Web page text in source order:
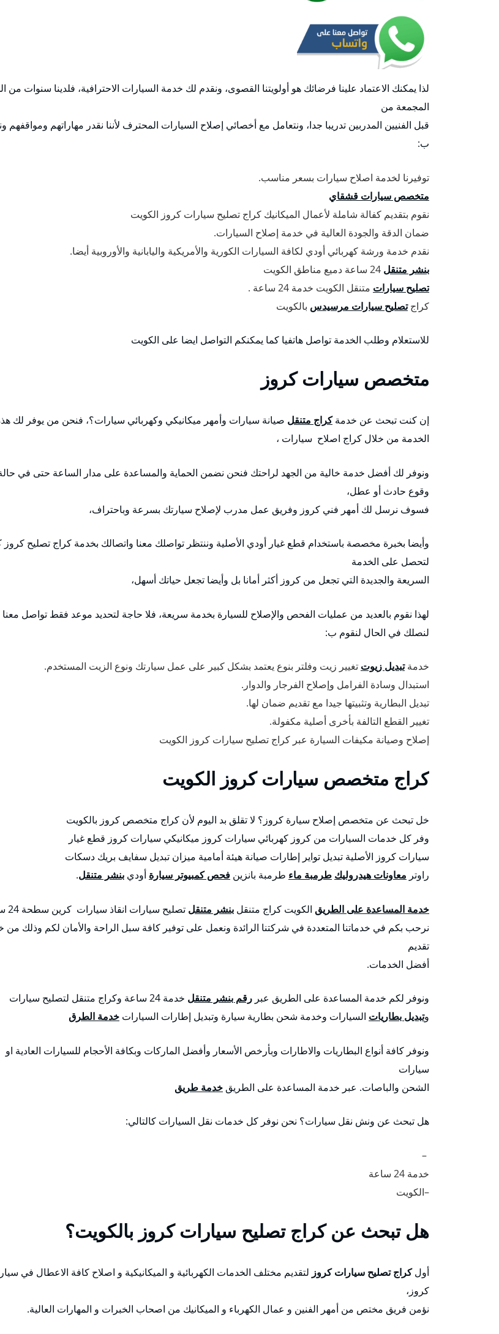
لذا يمكنك الاعتماد علينا فرضائك هو أولويتنا القصوى، ونقدم لك خدمة السيارات الاحترافية، فلدينا سنوات من
المجمعة من
قبل الفنيين المدربين تدريبا جدا، ونتعامل مع أخصائي إصلاح السيارات المحترف لأننا نقدر مهاراتهم ومواقفهم
ب:
توفيرنا لخدمة اصلاح سيارات بسعر مناسب.
متخصص سيارات قشقاي
نقوم بتقديم كفالة شاملة لأعمال الميكانيك كراج تصليح سيارات كروز الكويت
ضمان الدقة والجودة العالية في خدمة إصلاح السيارات.
نقدم خدمة ورشة كهربائي أودي لكافة السيارات الكورية والأمريكية واليابانية والأوروبية أيضا.
بنشر متنقل
تصليح سيارات متنقل الكويت خدمة 24 ساعة .
كراجتصليح سيارات مرسيدس بالكويت
للاستعلام وطلب الخدمة تواصل هاتفيا كما يمكنكم التواصل ايضا على الكويت
متخصص سيارات كروز
إن كنت تبحث عن خدمةكراج متنقل صيانة سيارات وأمهر ميكانيكي وكهربائي سيارات؟، فنحن من يوفر لك
الخدمة من خلال كراج اصلاح سيارات ،
ونوفر لك أفضل خدمة خالية من الجهد لراحتك فنحن نضمن الحماية والمساعدة على مدار الساعة حتى في
وقوع حادث أو عطل،
فسوف نرسل لك أمهر فني كروز وفريق عمل مدرب لإصلاح سيارتك بسرعة وباحتراف،
وأيضا بخبرة مخصصة باستخدام قطع غيار أودي الأصلية وننتظر تواصلك معنا واتصالك بخدمة كراج تصليح كروز
لتحصل على الخدمة
السريعة والجديدة التي تجعل من كروز أكثر أمانا بل وأيضا تجعل حياتك أسهل،
لهذا نقوم بالعديد من عمليات الفحص والإصلاح للسيارة بخدمة سريعة، فلا حاجة لتحديد موعد فقط تواصل معنا
لنصلك في الحال لنقوم ب:
خدمةتبديل زيوت تغيير زيت وفلتر بنوع يعتمد بشكل كبير على عمل سيارتك ونوع الزيت المستخدم.
استبدال وسادة الفرامل وإصلاح الفرجار والدوار.
تبديل البطارية وتثبيتها جيدا مع تقديم ضمان لها.
تغيير القطع التالفة بأخرى أصلية مكفولة.
إصلاح وصيانة مكيفات السيارة عبر كراج تصليح سيارات كروز الكويت
كراج متخصص سيارات كروز الكويت
خل تبحث عن متخصص إصلاح سيارة كروز؟ لا تقلق بد اليوم لأن كراج متخصص كروز بالكويت
وفر كل خدمات السيارات من كروز كهربائي سيارات كروز ميكانيكي سيارات كروز قطع غيار
سيارات كروز الأصلية تبديل تواير إطارات صيانة هيئة أمامية ميزان تبديل سفايف بريك دسكات
راوتر معاونات هيدروليك طرمبة ماء طرمبة بانزين فحص كمبيوتر سيارة أودي بنشر متنقل.
خدمة المساعدة على الطريق الكويت كراج متنقل بنشر متنقل تصليح سيارات انقاذ سيارات كرين سطحة 24 ساعة
نرحب بكم في خدماتنا المتعددة في شركتنا الرائدة ونعمل على توفير كافة سبل الراحة والأمان لكم وذلك من
تقديم
أفضل الخدمات.
ونوفر لكم خدمة المساعدة على الطريق عبر رقم بنشر متنقل خدمة 24 ساعة وكراج متنقل لتصليح سيارات
وتبديل بطاريات السيارات وخدمة شحن بطارية سيارة وتبديل إطارات السيارات خدمة الطرق
ونوفر كافة أنواع البطاريات والاطارات وبأرخص الأسعار وأفضل الماركات وبكافة الأحجام للسيارات العادية او
سيارات
الشحن والباصات. عبر خدمة المساعدة على الطريق خدمة طريق
هل تبحث عن ونش نقل سيارات؟ نحن نوفر كل خدمات نقل السيارات كالتالي:
–
خدمة 24 ساعة
–الكويت
هل تبحث عن كراج تصليح سيارات كروز بالكويت؟
أولكراج تصليح سيارات كروز لتقديم مختلف الخدمات الكهربائية و الميكانيكية و اصلاح كافة الاعطال في
كروز،
نؤمن فريق مختص من أمهر الفنين و عمال الكهرباء و الميكانيك من اصحاب الخبرات و المهارات العالية.